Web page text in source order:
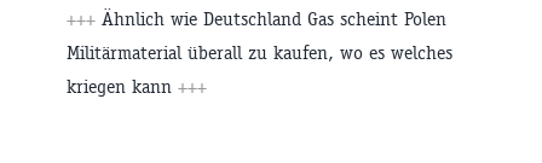
+++ Ähnlich wie Deutschland Gas scheint Polen
Militärmaterial überall zu kaufen, wo es welches
kriegen kann +++